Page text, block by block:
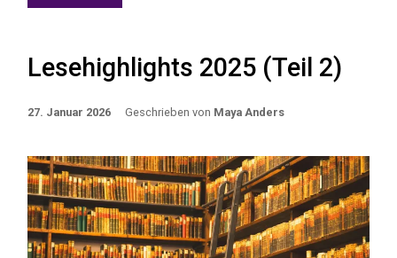
Lesehighlights 2025 (Teil 2)
27. Januar 2026 Geschrieben von Maya Anders